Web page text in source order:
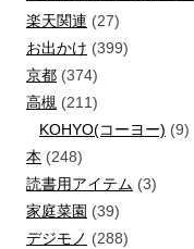
楽天関連 (27)
お出かけ (399)
京都 (374)
高槻 (211)
KOHYO(コーヨー) (9)
本 (248)
読書用アイテム (3)
家庭菜園 (39)
デジモノ (288)